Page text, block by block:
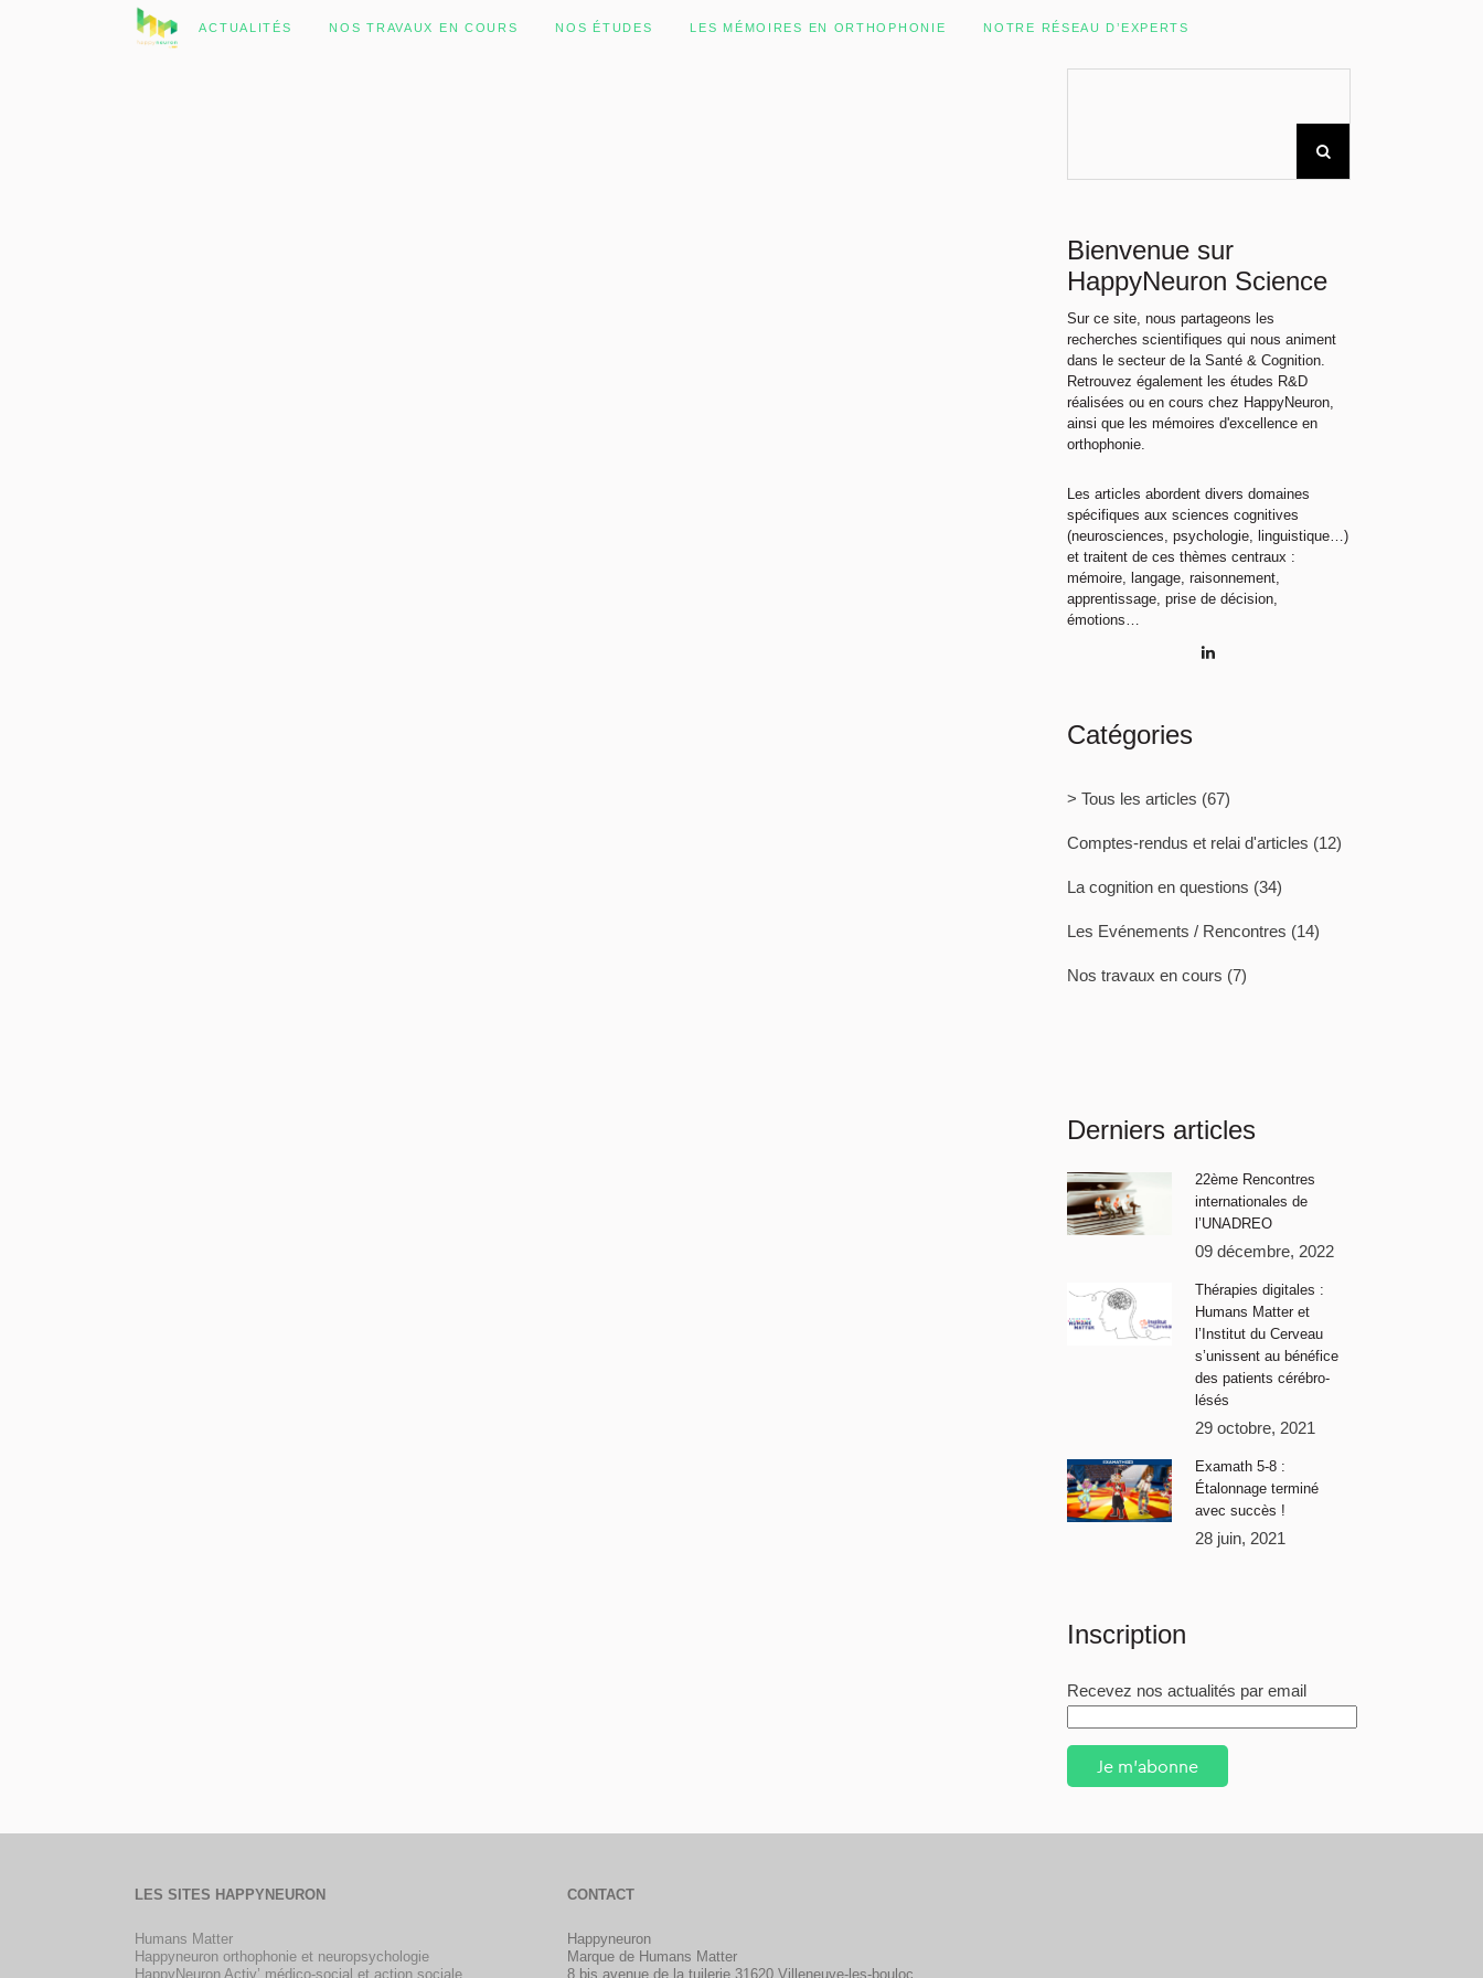
ACTUALITÉS NOS TRAVAUX EN COURS NOS ÉTUDES LES MÉMOIRES EN ORTHOPHONIE NOTRE RÉSEAU D’EXPERTS
No posts were found.
Rechercher sur le site
Bienvenue sur
HappyNeuron Science
Sur ce site, nous partageons les
recherches scientifiques qui nous animent
dans le secteur de la Santé & Cognition.
Retrouvez également les études R&D
réalisées ou en cours chez HappyNeuron,
ainsi que les mémoires d'excellence en
orthophonie.
Les articles abordent divers domaines
spécifiques aux sciences cognitives
(neurosciences, psychologie, linguistique…)
et traitent de ces thèmes centraux :
mémoire, langage, raisonnement,
apprentissage, prise de décision,
émotions…
Catégories
> Tous les articles (67)
Comptes-rendus et relai d'articles (12)
La cognition en questions (34)
Les Evénements / Rencontres (14)
Nos travaux en cours (7)
Derniers articles
22ème Rencontres
internationales de
l’UNADREO
09 décembre, 2022
Thérapies digitales :
Humans Matter et
l’Institut du Cerveau
s’unissent au bénéfice
des patients cérébro-
lésés
29 octobre, 2021
Examath 5-8 :
Étalonnage terminé
avec succès !
28 juin, 2021
Inscription
Recevez nos actualités par email
Je m'abonne
LES SITES HAPPYNEURON
Humans Matter
Happyneuron orthophonie et neuropsychologie
HappyNeuron Activ’ médico-social et action sociale
CONTACT
Happyneuron
Marque de Humans Matter
8 bis avenue de la tuilerie 31620 Villeneuve-les-bouloc